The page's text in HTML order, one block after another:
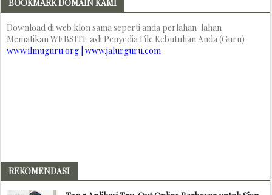
BOOKMARK DOMAIN KAMI
Download di web klon sama seperti anda perlahan-lahan
Mematikan WEBSITE asli Penyedia File Kebutuhan Anda (Guru)
www.ilmuguru.org | www.jalurguru.com
REKOMENDASI